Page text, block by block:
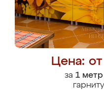
Цена:
за 1 метр